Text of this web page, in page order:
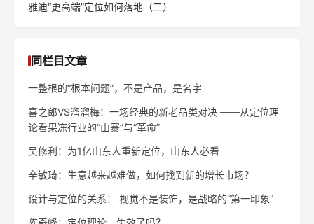
雅迪“更高端”定位如何落地（二）
同栏目文章
一整根的“根本问题”，不是产品，是名字
喜之郎VS溜溜梅：一场经典的新老品类对决 ——从定位理
论看果冻行业的“山寨”与“革命”
吴修利：为1亿山东人重新定位，山东人必看
辛敏琦：生意越来越难做，如何找到新的增长市场？
设计与定位的关系： 视觉不是装饰，是战略的“第一印象”